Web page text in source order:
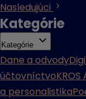
Nasledujúci
Kategórie
Kategórie
Dane a odvody
účtovníctvo
a personalistika